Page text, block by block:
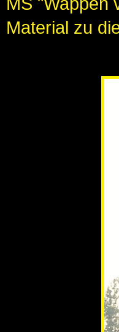
Material zu